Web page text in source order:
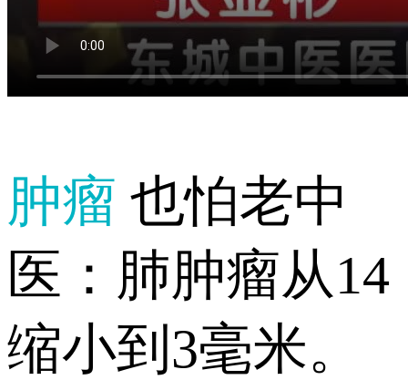
肿瘤 也怕老中
医：肺肿瘤从14
缩小到3毫米。